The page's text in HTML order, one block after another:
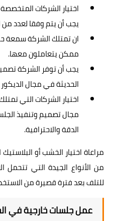
اختيار الشركات
يجب أن يتم وفقا لعدد من
ان تمتلك الشركة سمعة
ممكن يتعاملون معها.
يجب أن توفر الشركة
الحديثة في مجال الديكور
اختيار الشركات التي
مجال تصميم وتنفيذ
الدقة والاحترافية.
مراعاة اختيار الخشب أو
من الأنواع الجيدة التي
للتلف بعد فترة قصيرة من
عمل جلسات خارجية في